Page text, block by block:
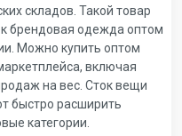
складов. Такой товар
брендовая одежда оптом
Можно купить оптом
включая
на вес. Сток вещи
быстро расширить
категории.